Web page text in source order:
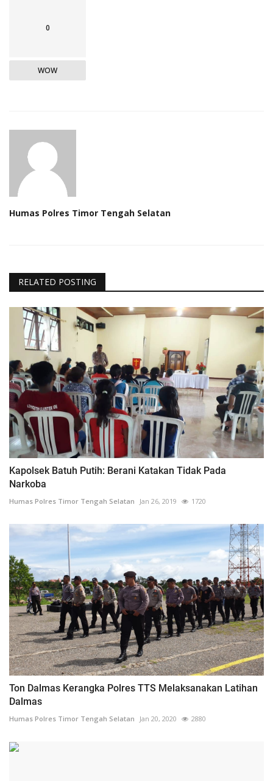
0
WOW
Humas Polres Timor Tengah Selatan
RELATED POSTING
Kapolsek Batuh Putih: Berani Katakan Tidak Pada
Narkoba
Humas Polres Timor Tengah Selatan Jan 26, 2019 1720
Ton Dalmas Kerangka Polres TTS Melaksanakan Latihan
Dalmas
Humas Polres Timor Tengah Selatan Jan 20, 2020 2880